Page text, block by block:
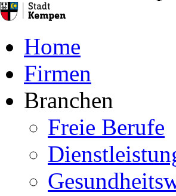
Home
Firmen
Branchen
Freie Berufe